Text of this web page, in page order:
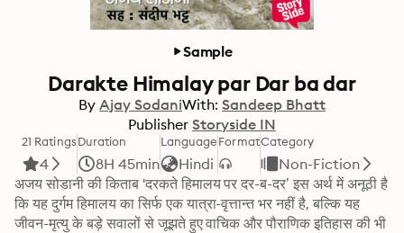
Sample
Darakte Himalay par Dar ba dar
By Ajay SodaniWith: Sandeep Bhatt
Publisher Storyside IN
21 Ratings
4
Duration
8H 45min
Language
Hindi
FormatCategory
Non-Fiction
अजय सोडानी की किताब 'दरकते हिमालय पर दर-ब-दर’ इस अर्थ में अनूठी है
कि यह दुर्गम हिमालय का सिर्फ एक यात्रा-वृत्तान्त भर नहीं है, बल्कि यह
जीवन-मृत्यु के बड़े सवालों से जूझते हुए वाचिक और पौराणिक इतिहास की भी